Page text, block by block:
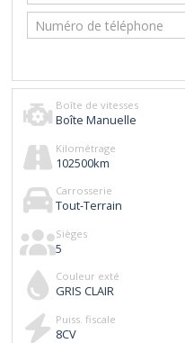
Boîte de vitesses
Boîte Manuelle
Kilométrage
102500km
Carrosserie
Tout-Terrain
Sièges
5
Couleur exté
GRIS CLAIR
Puiss. fiscale
8CV